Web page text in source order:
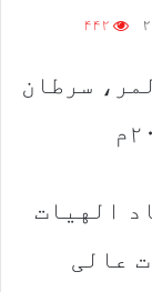
۴۴۲
سرطان
الهیات
عالی